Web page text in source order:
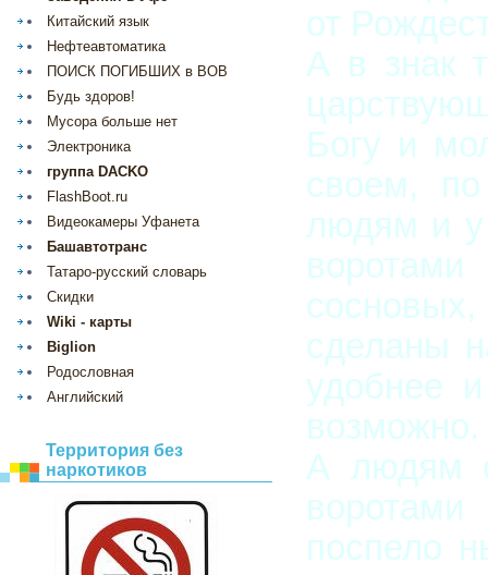
Китайский язык
Нефтеавтоматика
ПОИСК ПОГИБШИХ в ВОВ
Будь здоров!
Мусора больше нет
Электроника
группа DACKO
FlashBoot.ru
Видеокамеры Уфанета
Башавтотранс
Татаро-русский словарь
Скидки
Wiki - карты
Biglion
Родословная
Английский
Территория без
наркотиков
от
А в знак
Богу и
своем,
людям и у
сделаны
удобнее
возможно.
А людям
поспело